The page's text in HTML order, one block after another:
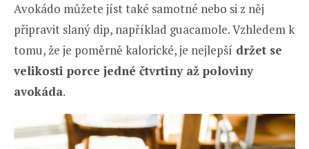
Avokádo můžete jíst také samotné nebo si z něj
připravit slaný dip, například guacamole. Vzhledem k
tomu, že je poměrně kalorické, je nejlepší držet se
velikosti porce jedné čtvrtiny až poloviny
avokáda.